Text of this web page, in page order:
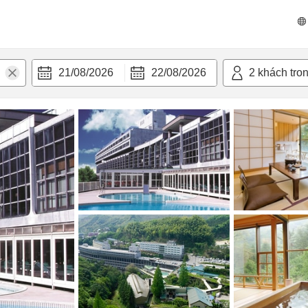
21/08/2026 22/08/2026 2 khách
bật Tiện nghi